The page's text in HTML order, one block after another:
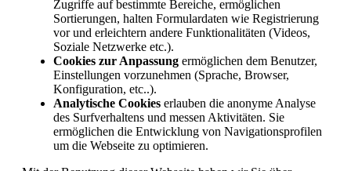
Zugriffe auf bestimmte Bereiche, ermöglichen
Sortierungen, halten Formulardaten wie Registrierung
vor und erleichtern andere Funktionalitäten (Videos,
Soziale Netzwerke etc.).
Cookies zur Anpassung ermöglichen dem Benutzer,
Einstellungen vorzunehmen (Sprache, Browser,
Konfiguration, etc..).
Analytische Cookies erlauben die anonyme Analyse
des Surfverhaltens und messen Aktivitäten. Sie
ermöglichen die Entwicklung von Navigationsprofilen
um die Webseite zu optimieren.